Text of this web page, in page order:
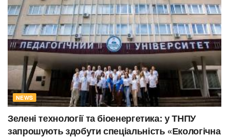
NEWS
Зелені технології та біоенергетика: у ТНПУ
запрошують здобути спеціальність «Екологічна